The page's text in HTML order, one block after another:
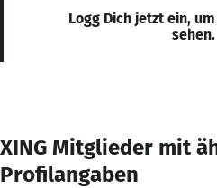
Logg Dich jetzt ein,
sehen.
XING Mitglieder mit
Profilangaben